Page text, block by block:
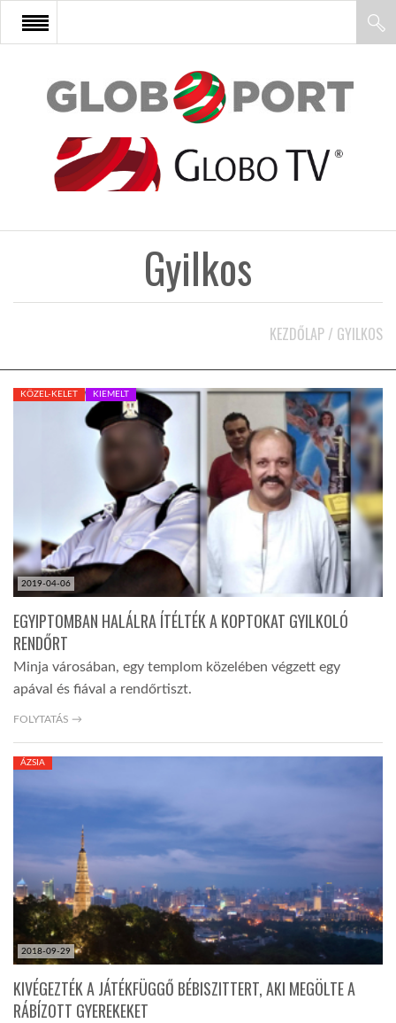
FŐOLDAL
AFRIKA
KÖZEL-KELET
A VILÁG ITTHON
GLOBOTV BP
TROPICALMAGAZIN
GLOBOTV
AFRIKA TUDÁSTÁR
A NAP SZÉPE
Gyilkos
KEZDŐLAP / GYILKOS
2019-04-06
KÖZEL-KELET KIEMELT
EGYIPTOMBAN HALÁLRA ÍTÉLTÉK A KOPTOKAT GYILKOLÓ
RENDŐRT
Minja városában, egy templom közelében végzett egy
apával és fiával a rendőrtiszt.
FOLYTATÁS →
2018-09-29
ÁZSIA
KIVÉGEZTÉK A JÁTÉKFÜGGŐ BÉBISZITTERT, AKI MEGÖLTE A
RÁBÍZOTT GYEREKEKET